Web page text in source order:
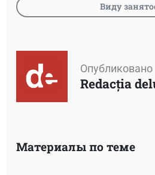
Виду
Опубликовано
Redacția
Материалы по теме